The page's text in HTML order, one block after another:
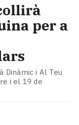
per a
Dinàmic i Al Teu
i el 19 de